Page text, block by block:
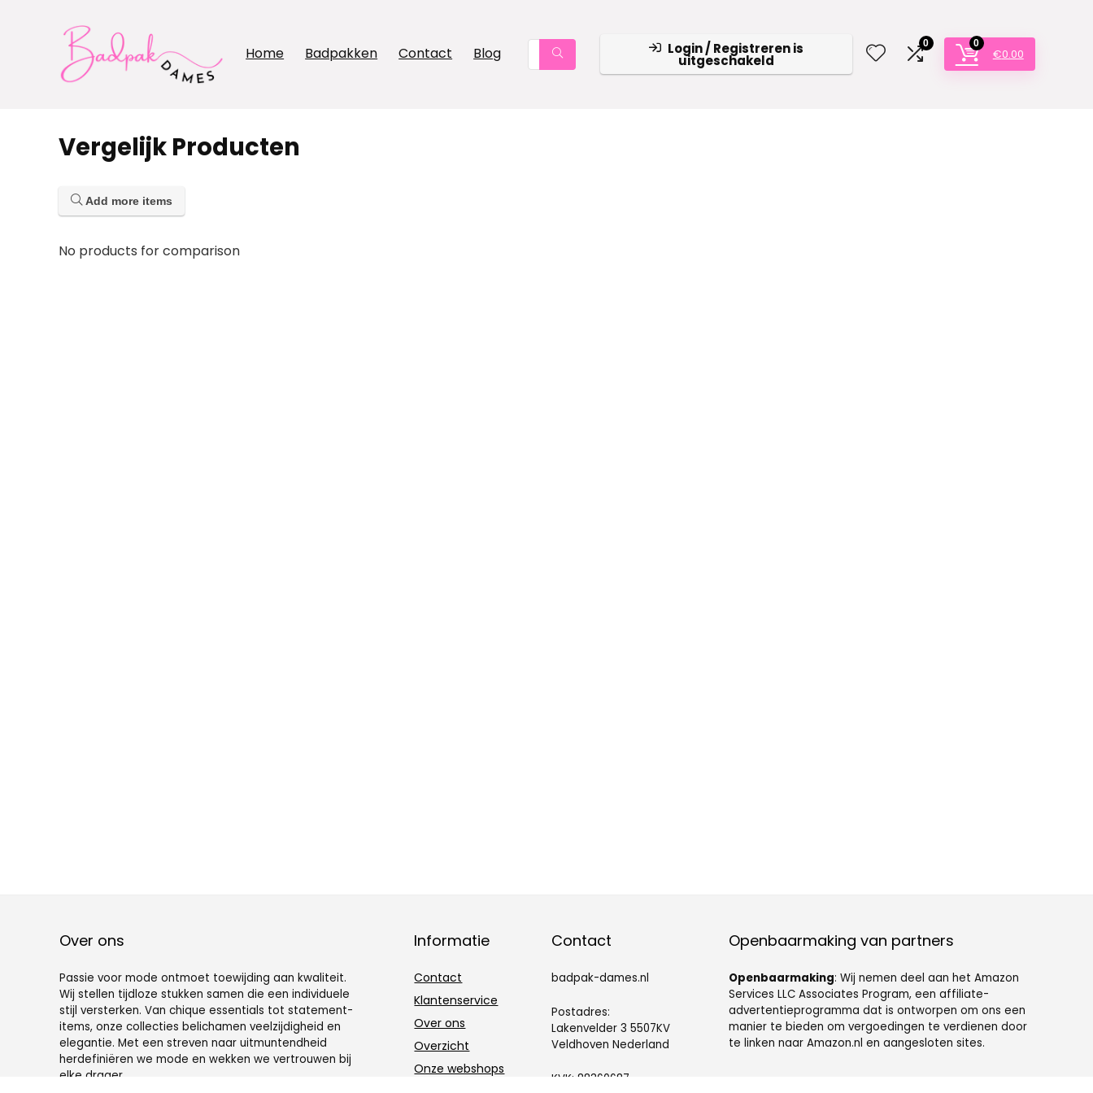
Home Badpakken Contact Blog Login / Registreren is
uitgeschakeld
0 0
€0.00
Vergelijk Producten
Add more items
No products for comparison
Over ons
Passie voor mode ontmoet toewijding aan kwaliteit.
Wij stellen tijdloze stukken samen die een individuele
stijl versterken. Van chique essentials tot statement-
items, onze collecties belichamen veelzijdigheid en
elegantie. Met een streven naar uitmuntendheid
herdefiniëren we mode en wekken we vertrouwen bij
elke drager.
Informatie
Contact
Klantenservice
Over ons
Overzicht
Onze webshops
Contact
badpak-dames.nl
Postadres:
Lakenvelder 3 5507KV
Veldhoven Nederland
KVK: 88360687
Openbaarmaking van partners
Openbaarmaking: Wij nemen deel aan het Amazon
Services LLC Associates Program, een affiliate-
advertentieprogramma dat is ontworpen om ons een
manier te bieden om vergoedingen te verdienen door
te linken naar Amazon.nl en aangesloten sites.